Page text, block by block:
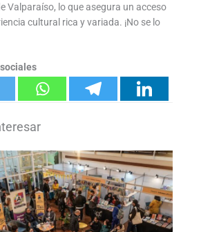
Valparaíso, lo que asegura un acceso
cultural rica y variada. ¡No se lo